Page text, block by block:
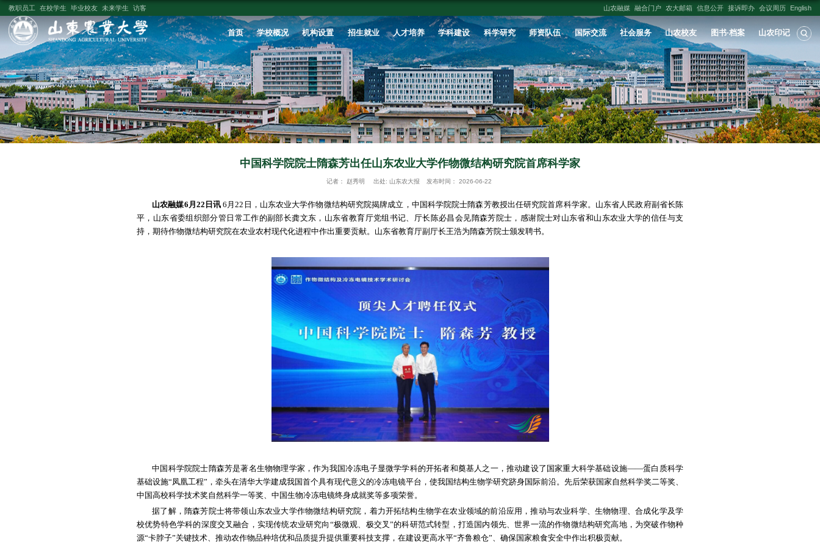
教职员工 在校学生 毕业校友 未来学生
首页 学校概况 机构设置 招生就业 人才培养 学科建设 科学研究
中国科学院院士隋森芳出任山东农业大学作物微结构研究院首席科学
记者： 赵秀明 出处:
山农融媒6月22日讯 6月22日，山东农业大学作物微结构研究院揭牌成立，中国科学院院士隋森芳教授出任研究院首席
平，山东省委组织部分管日常工作的副部长龚文东，山东省教育厅党组书记、厅长陈必昌会见隋森芳院士，感谢院士对
持，期待作物微结构研究院在农业农村现代化进程中作出重要贡献。山东省教育厅副厅长王浩为隋森芳院士颁发聘书。